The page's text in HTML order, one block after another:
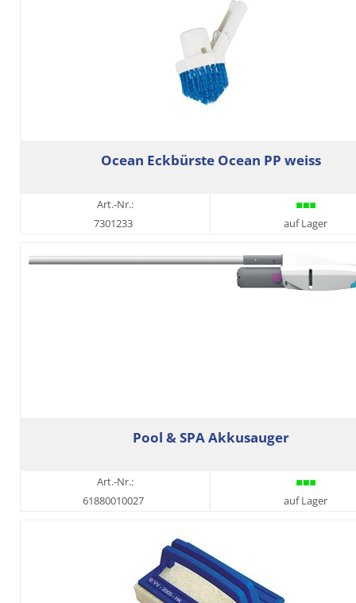
Ocean Eckbürste Ocean PP weiss
Art.-Nr.:
7301233
auf Lager
Pool & SPA Akkusauger
Art.-Nr.:
61880010027
auf Lager